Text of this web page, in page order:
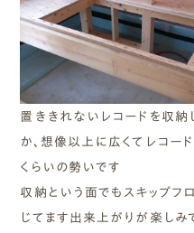
置ききれないレコードを収納
か、想像以上に広くてレコー
くらいの勢いです
収納という面でもスキップフ
じてます出来上がりが楽しみ